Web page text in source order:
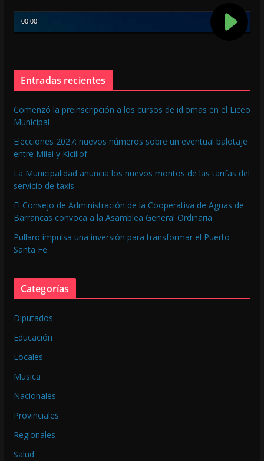
Entradas recientes
Comenzó la preinscripción a los cursos de idiomas en el Liceo
Municipal
Elecciones 2027: nuevos números sobre un eventual balotaje
entre Milei y Kicillof
La Municipalidad anuncia los nuevos montos de las tarifas del
servicio de taxis
El Consejo de Administración de la Cooperativa de Aguas de
Barrancas convoca a la Asamblea General Ordinaria
Pullaro impulsa una inversión para transformar el Puerto
Santa Fe
Categorías
Diputados
Educación
Locales
Musica
Nacionales
Provinciales
Regionales
Salud